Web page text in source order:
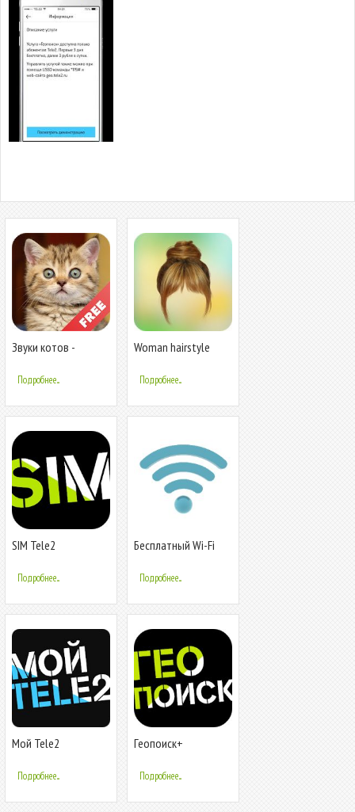
Звуки котов -
Подробнее...
Woman hairstyle
Подробнее...
SIM Tele2
Подробнее...
Бесплатный Wi-Fi
Подробнее...
Мой Tele2
Подробнее...
Геопоиск+
Подробнее...